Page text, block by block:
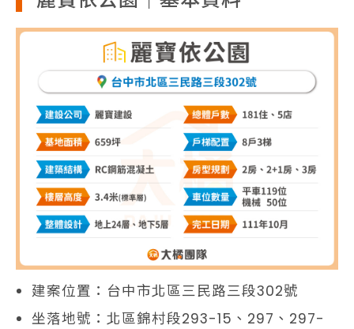
建案位置：台中市北區三民路三段302號
坐落地號：北區錦村段293-15、297、297-